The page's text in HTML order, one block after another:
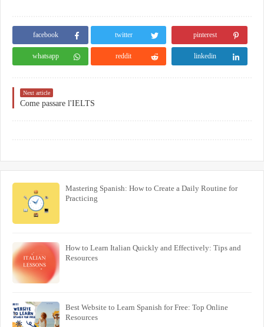
facebook twitter pinterest
whatsapp reddit linkedin
Next article
Come passare l'IELTS
Mastering Spanish: How to Create a Daily Routine for
Practicing
How to Learn Italian Quickly and Effectively: Tips and
Resources
Best Website to Learn Spanish for Free: Top Online
Resources